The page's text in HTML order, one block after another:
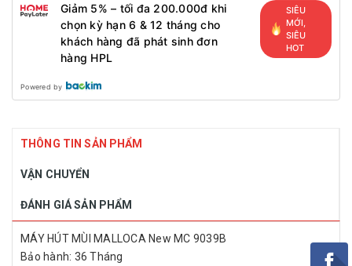
Giảm 5% – tối đa 200.000đ khi
chọn kỳ hạn 6 & 12 tháng cho
khách hàng đã phát sinh đơn
hàng HPL
SIÊU
MỚI,
SIÊU
HOT
Powered by
THÔNG TIN SẢN PHẨM
VẬN CHUYỂN
ĐÁNH GIÁ SẢN PHẨM
MÁY HÚT MÙI MALLOCA New MC 9039B
Bảo hành: 36 Tháng